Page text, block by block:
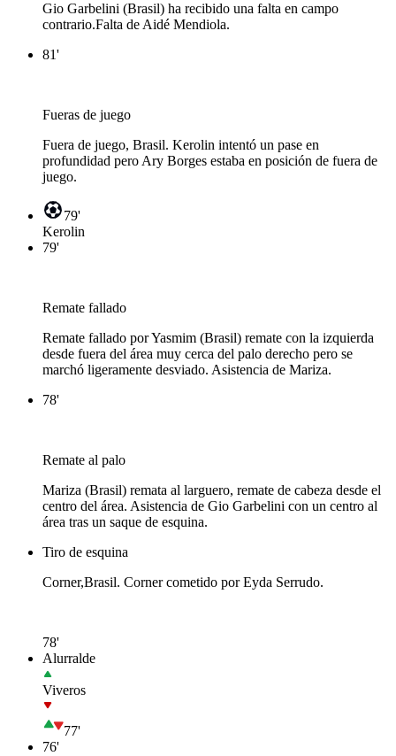
Gio Garbelini (Brasil) ha recibido una falta en campo
contrario.Falta de Aidé Mendiola.
81'
Fueras de juego
Fuera de juego, Brasil. Kerolin intentó un pase en
profundidad pero Ary Borges estaba en posición de fuera de
juego.
79'
Kerolin
79'
Remate fallado
Remate fallado por Yasmim (Brasil) remate con la izquierda
desde fuera del área muy cerca del palo derecho pero se
marchó ligeramente desviado. Asistencia de Mariza.
78'
Remate al palo
Mariza (Brasil) remata al larguero, remate de cabeza desde el
centro del área. Asistencia de Gio Garbelini con un centro al
área tras un saque de esquina.
Tiro de esquina
Corner,Brasil. Corner cometido por Eyda Serrudo.
78'
Alurralde
Viveros
77'
76'